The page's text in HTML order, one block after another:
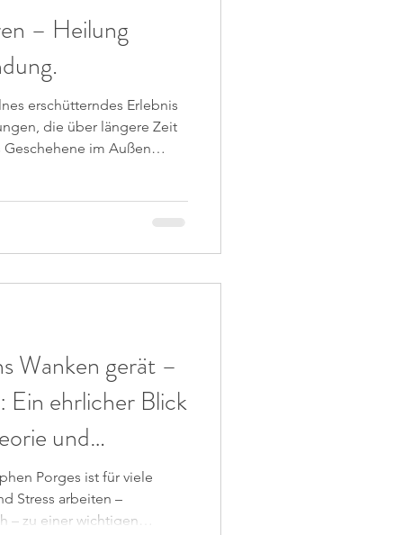
– Heilung
erschütterndes Erlebnis
die über längere Zeit
im Außen
Nervensystem die
Wanken gerät –
ehrlicher Blick
und
Porges ist für viele
Stress arbeiten –
– zu einer wichtigen